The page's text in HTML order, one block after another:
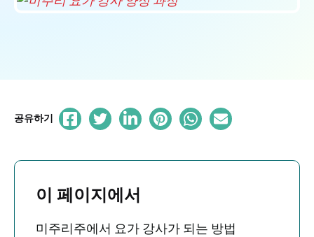
공유하기
이 페이지에서
미주리주에서 요가 강사가 되는 방법